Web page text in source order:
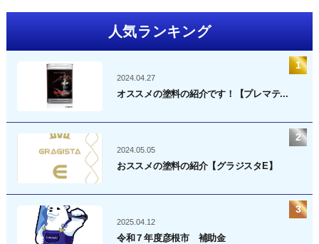
人気ランキング
2024.04.27
オススメの塗料の紹介です！【プレマテ...
2024.05.05
おススメの塗料の紹介【グラジスタE】
2025.04.12
令和７年度彦根市 補助金